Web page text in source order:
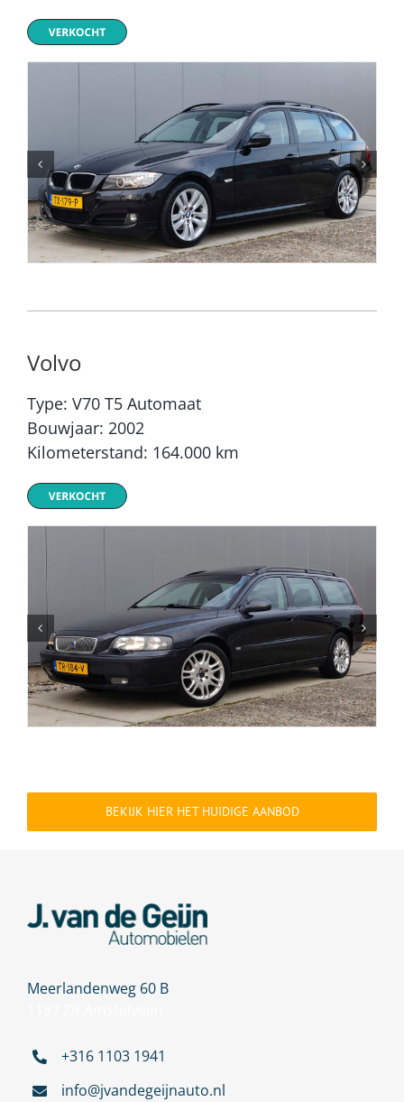
Volvo
Type: V70 T5 Automaat
Bouwjaar: 2002
Kilometerstand: 164.000 km
BEKIJK HIER HET HUIDIGE AANBOD
Meerlandenweg 60 B
+316 1103 1941
info@jvandegeijnauto.nl